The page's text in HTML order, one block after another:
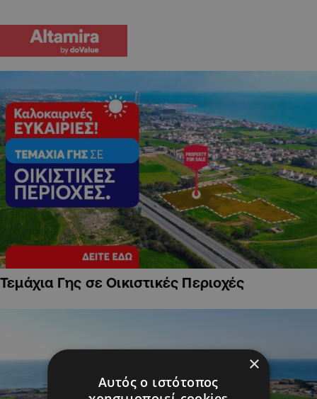
Τεμάχια Γης σε Οικιστικές Περιοχές
×
Αυτός ο ιστότοπος